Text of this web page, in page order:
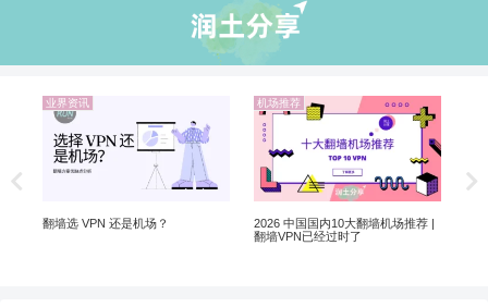
业界资讯
翻墙选 VPN 还是机场？
机场推荐
2026 中国国内10大翻墙机场推荐 |
翻墙VPN已经过时了